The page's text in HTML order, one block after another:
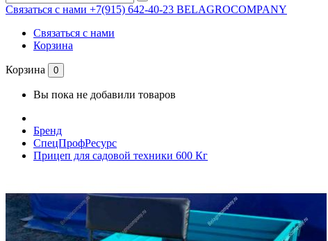
Связаться с нами +7(915) 642-40-23 BELAGROCOMPANY
Связаться с нами
Корзина
Корзина 0
Вы пока не добавили товаров
Бренд
СпецПрофРесурс
Прицеп для садовой техники 600 Кг